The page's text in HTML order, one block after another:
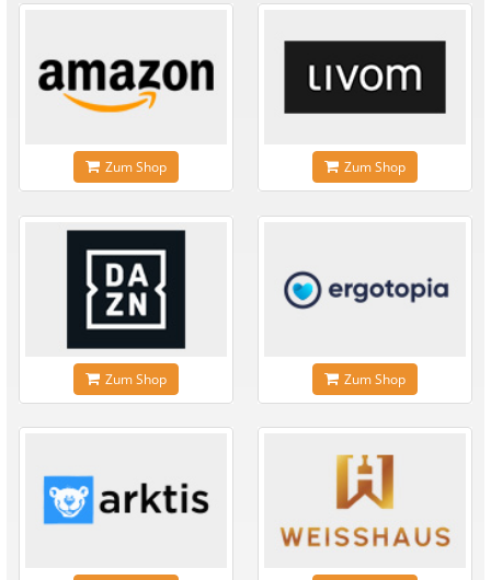
Zum Shop Zum Shop
Zum Shop Zum Shop